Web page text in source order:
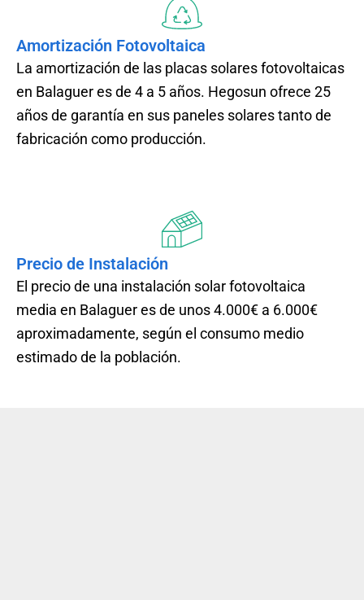
Amortización Fotovoltaica
La amortización de las placas solares fotovoltaicas
en Balaguer es de 4 a 5 años. Hegosun ofrece 25
años de garantía en sus paneles solares tanto de
fabricación como producción.
Precio de Instalación
El precio de una instalación solar fotovoltaica
media en Balaguer es de unos 4.000€ a 6.000€
aproximadamente, según el consumo medio
estimado de la población.